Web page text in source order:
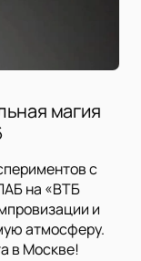
магия
с
на «ВТБ
и
атмосферу.
в Москве!